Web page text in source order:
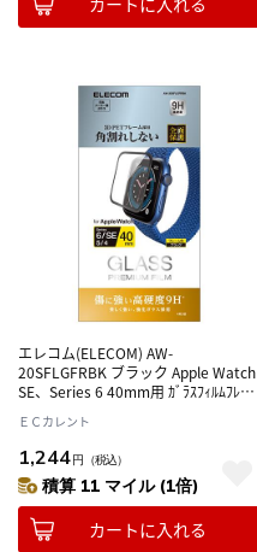
エレコム(ELECOM) AW-
20SFLGFRBK ブラック Apple Watch
SE、Series 6 40mm用 ｶﾞﾗｽﾌｨﾙﾑﾌﾚｰﾑ
ＥＣカレント
1,244円 （税込）
積算 11 マイル (1倍)
カートに入れる